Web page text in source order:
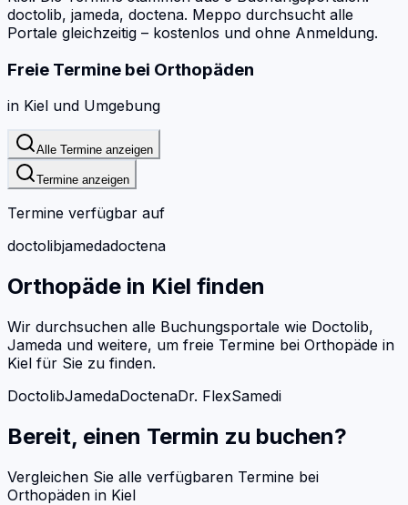
doctolib, jameda, doctena. Meppo durchsucht alle
Portale gleichzeitig – kostenlos und ohne Anmeldung.
Freie Termine bei Orthopäden
in Kiel und Umgebung
Alle Termine anzeigen
Termine anzeigen
Termine verfügbar auf
doctolibjamedadoctena
Orthopäde in Kiel finden
Wir durchsuchen alle Buchungsportale wie Doctolib,
Jameda und weitere, um freie Termine bei Orthopäde in
Kiel für Sie zu finden.
DoctolibJamedaDoctenaDr. FlexSamedi
Bereit, einen Termin zu buchen?
Vergleichen Sie alle verfügbaren Termine bei
Orthopäden in Kiel